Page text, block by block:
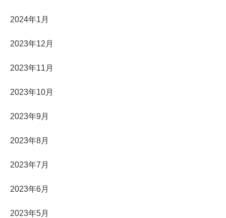
2024年1月
2023年12月
2023年11月
2023年10月
2023年9月
2023年8月
2023年7月
2023年6月
2023年5月